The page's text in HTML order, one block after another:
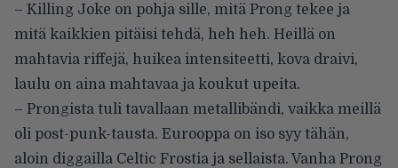
– Killing Joke on pohja sille, mitä Prong tekee ja
mitä kaikkien pitäisi tehdä, heh heh. Heillä on
mahtavia riffejä, huikea intensiteetti, kova draivi,
laulu on aina mahtavaa ja koukut upeita.
– Prongista tuli tavallaan metallibändi, vaikka meillä
oli post-punk-tausta. Eurooppa on iso syy tähän,
aloin diggailla Celtic Frostia ja sellaista. Vanha Prong